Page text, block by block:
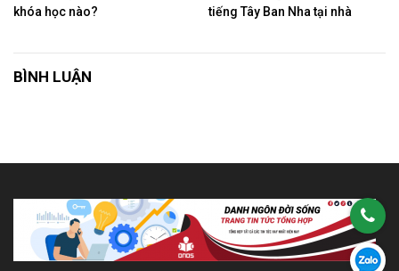
khóa học nào?
tiếng Tây Ban Nha tại nhà
BÌNH LUẬN